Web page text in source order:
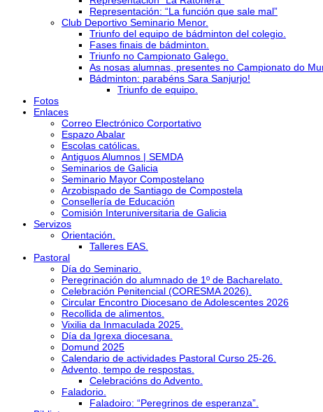
Representación: “La función que sale mal”
Club Deportivo Seminario Menor.
Triunfo del equipo de bádminton del colegio.
Fases finais de bádminton.
Triunfo no Campionato Galego.
As nosas alumnas, presentes no Campionato do
Bádminton: parabéns Sara Sanjurjo!
Triunfo de equipo.
Fotos
Enlaces
Correo Electrónico Corportativo
Espazo Abalar
Escolas católicas.
Antiguos Alumnos | SEMDA
Seminarios de Galicia
Seminario Mayor Compostelano
Arzobispado de Santiago de Compostela
Consellería de Educación
Comisión Interuniversitaria de Galicia
Servizos
Orientación.
Talleres EAS.
Pastoral
Día do Seminario.
Peregrinación do alumnado de 1º de Bacharelato.
Celebración Penitencial (CORESMA 2026).
Circular Encontro Diocesano de Adolescentes 2026
Recollida de alimentos.
Vixilia da Inmaculada 2025.
Día da Igrexa diocesana.
Domund 2025
Calendario de actividades Pastoral Curso 25-26.
Advento, tempo de respostas.
Celebracións do Advento.
Faladorio.
Faladoiro: “Peregrinos de esperanza”.